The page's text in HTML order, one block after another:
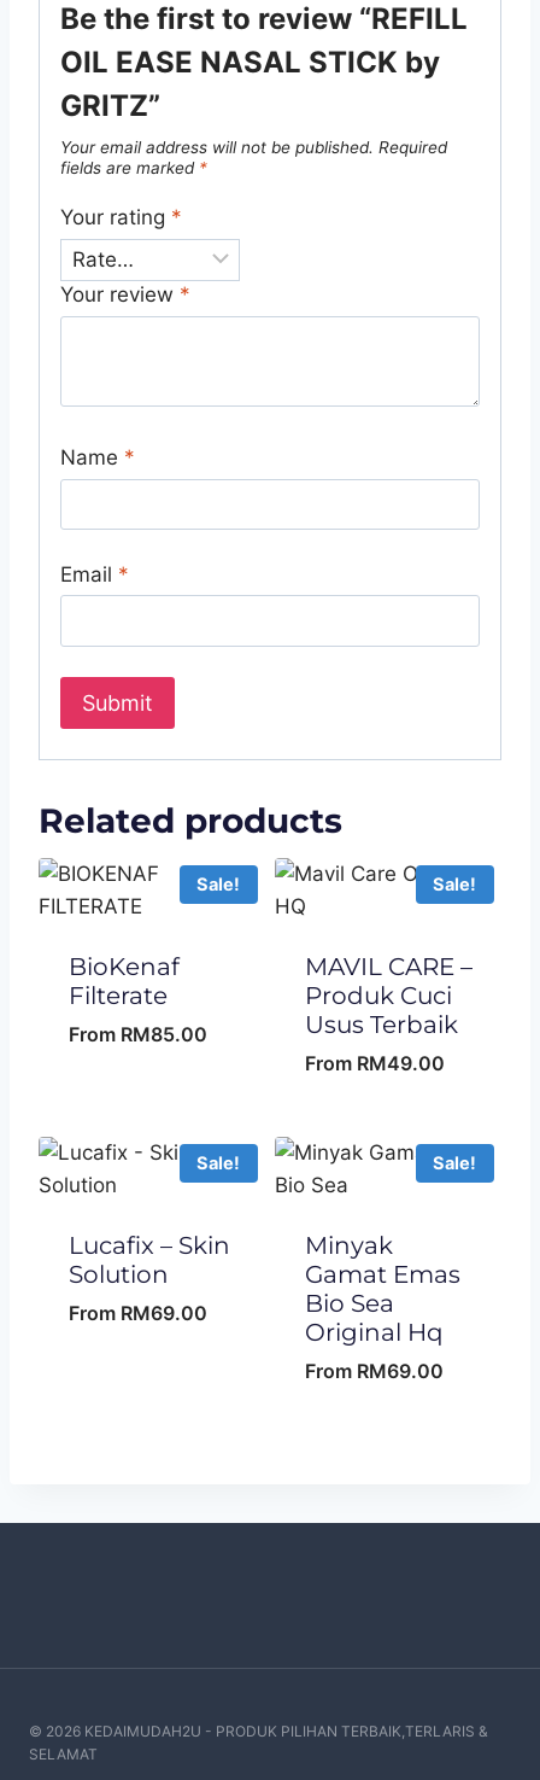
Be the first to review “REFILL
OIL EASE NASAL STICK by
GRITZ”
Your email address will not be published. Required
fields are marked *
Your rating *
Your review *
Name *
Email *
Related products
Sale!
BioKenaf
Filterate
From RM85.00
Sale!
MAVIL CARE –
Produk Cuci
Usus Terbaik
From RM49.00
Sale!
Lucafix – Skin
Solution
From RM69.00
Sale!
Minyak
Gamat Emas
Bio Sea
Original Hq
From RM69.00
© 2026 KEDAIMUDAH2U - PRODUK PILIHAN TERBAIK,TERLARIS &
SELAMAT